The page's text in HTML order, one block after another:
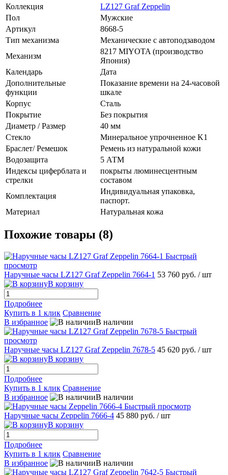
Коллекция
LZ127 Graf Zeppelin
Пол
Мужские
Артикул
8668-5
Тип механизма
Механические с автоподзаводом
Механизм
8217 MIYOTA (производство
Япония)
Календарь
Дата
Дополнительные
функции
Показание времени на 24-часовой
шкале
Корпус
Сталь
Покрытие
Без покрытия
Диаметр / Размер
40 мм
Стекло
Минеральное упрочненное K1
Браслет/ Ремешок
Ремень из натуральной кожи
Водозащита
5 АТМ
Индексы циферблата и
стрелки
покрыты люминесцентным
составом
Комплектация
Индивидуальная упаковка,
паспорт.
Материал
Натуральная кожа
Похожие товары (8)
Быстрый
просмотр
Наручные часы LZ127 Graf Zeppelin 7664-1 53 760 руб. / шт
В корзину
Подробнее
Купить в 1 клик Сравнение
В избранное
В наличии
Быстрый
просмотр
Наручные часы LZ127 Graf Zeppelin 7678-5 45 620 руб. / шт
В корзину
Подробнее
Купить в 1 клик Сравнение
В избранное
В наличии
Быстрый просмотр
Наручные часы Zeppelin 7666-4 45 880 руб. / шт
В корзину
Подробнее
Купить в 1 клик Сравнение
В избранное
В наличии
Быстрый